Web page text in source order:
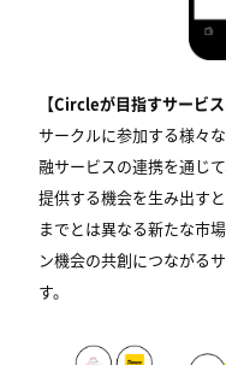
【Circleが目指すサービ
サークルに参加する様々
融サービスの連携を通じ
提供する機会を生み出す
までとは異なる新たな市
ン機会の共創につながる
す。